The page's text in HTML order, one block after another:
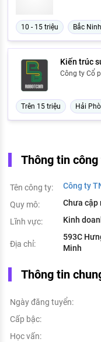
10 - 15 triệu Bắc Ninh
Kiến trúc
Công ty Cổ
Trên 15 triệu Hải
Thông tin
Tên công ty:
Công ty
Quy mô:
Chưa cập
Lĩnh vực:
Kinh
Địa chỉ:
593C
Minh
Thông tin
Ngày đăng tuyển:
Cấp bậc:
Học vấn: